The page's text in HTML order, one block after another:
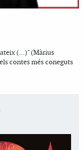
(...)" (Màrius
contes més coneguts